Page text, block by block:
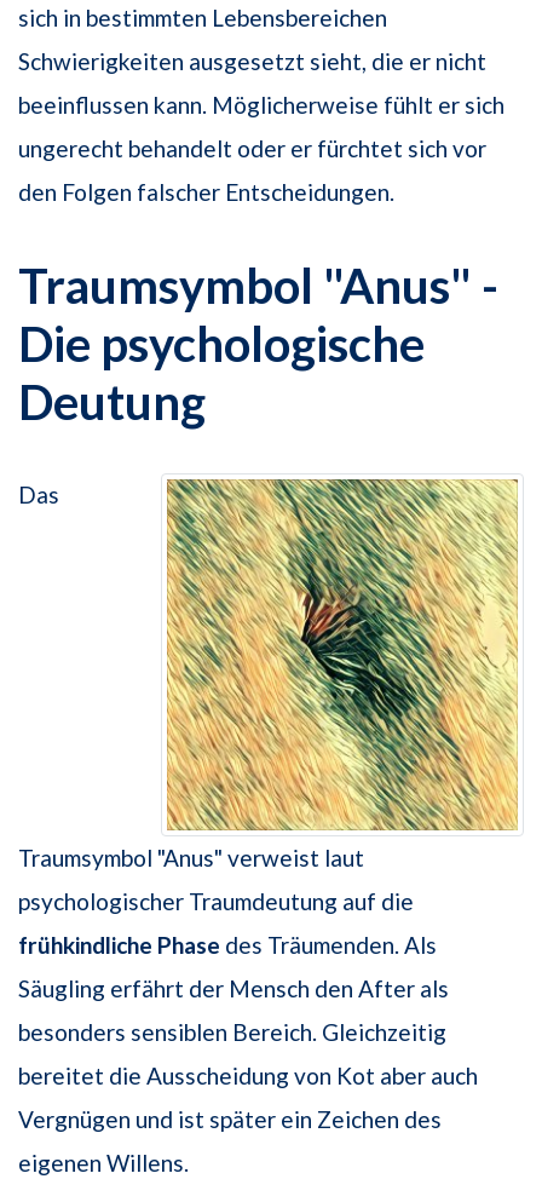
sich in bestimmten Lebensbereichen
Schwierigkeiten ausgesetzt sieht, die er nicht
beeinflussen kann. Möglicherweise fühlt er sich
ungerecht behandelt oder er fürchtet sich vor
den Folgen falscher Entscheidungen.
Traumsymbol "Anus" -
Die psychologische
Deutung
Das
Traumsymbol "Anus" verweist laut
psychologischer Traumdeutung auf die
frühkindliche Phase des Träumenden. Als
Säugling erfährt der Mensch den After als
besonders sensiblen Bereich. Gleichzeitig
bereitet die Ausscheidung von Kot aber auch
Vergnügen und ist später ein Zeichen des
eigenen Willens.